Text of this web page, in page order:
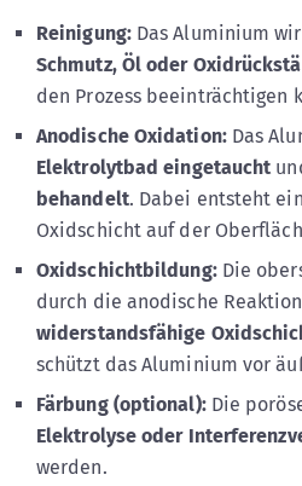
Reinigung:Das Aluminium
Schmutz, Öl oder
den Prozess beeinträchtigen
Anodische Oxidation:Das
Elektrolytbad eingetaucht
behandelt. Dabei entsteht
Oxidschicht auf der
Oxidschichtbildung:Die
durch die anodische
widerstandsfähige
schützt das Aluminium vor
Färbung (optional):Die
Elektrolyse oder
werden.